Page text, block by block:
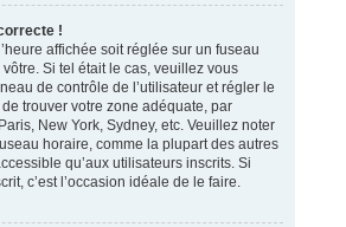
!
affichée soit réglée sur un fuseau
Si tel était le cas, veuillez vous
de contrôle de l’utilisateur et régler le
trouver votre zone adéquate, par
New York, Sydney, etc. Veuillez noter
horaire, comme la plupart des autres
qu’aux utilisateurs inscrits. Si
c’est l’occasion idéale de le faire.